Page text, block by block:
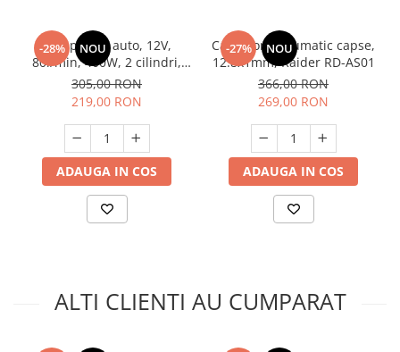
-28% NOU
Compresor auto, 12V,
80l/min, 400W, 2 cilindri,
lanterna, furtun, Rotor
RK400
305,00 RON
219,00 RON
ADAUGA IN COS
-27% NOU
Capsator pneumatic capse,
12.8x1mm, Raider RD-AS01
366,00 RON
269,00 RON
ADAUGA IN COS
ALTI CLIENTI AU CUMPARAT